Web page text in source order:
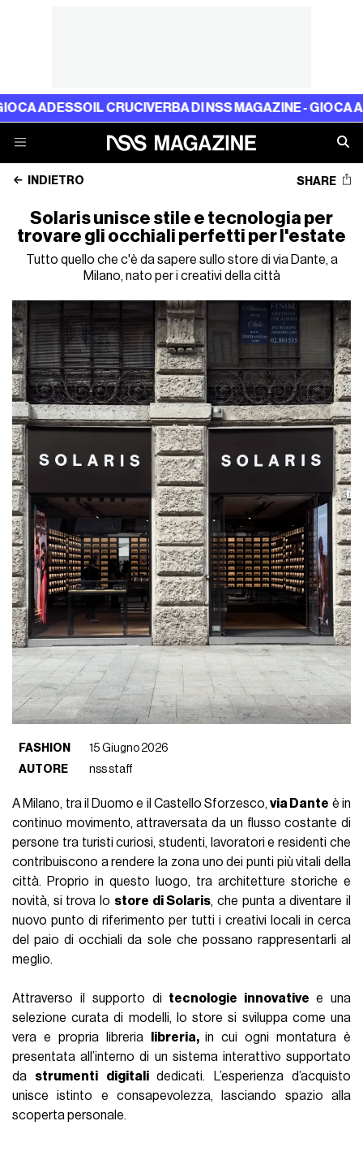
IL CRUCIVERBA DI NSS MAGAZINE - GIOCA ADESSOIL
INDIETRO SHARE
Solaris unisce stile e tecnologia per
trovare gli occhiali perfetti per l'estate
Tutto quello che c'è da sapere sullo store di via Dante, a
Milano, nato per i creativi della città
FASHION
15 Giugno 2026
AUTORE
nss staff
A Milano, tra il Duomo e il Castello Sforzesco,via Dante è in
continuo movimento, attraversata da un flusso costante di
persone tra turisti curiosi, studenti, lavoratori eresidenti che
contribuiscono a rendere la zona uno dei punti più vitali della
città. Proprio in questo luogo, tra architetture storiche e
novità, si trova lo store di Solaris, che punta a diventare il
nuovo punto di riferimento per tutti i creativi locali in cerca
del paio di occhiali da sole che possano rappresentarli al
meglio.
Attraverso il supporto di tecnologie innovativee una
selezione curata di modelli,
lo store si sviluppa come una
vera e propria libreria
libreria,in cui ognimontatura è
presentata all’interno di un sistema interattivo supportato
da strumenti digitalidedicati.
L’esperienza d’acquisto
unisce istinto e consapevolezza, lasciando spazio alla
scoperta personale.